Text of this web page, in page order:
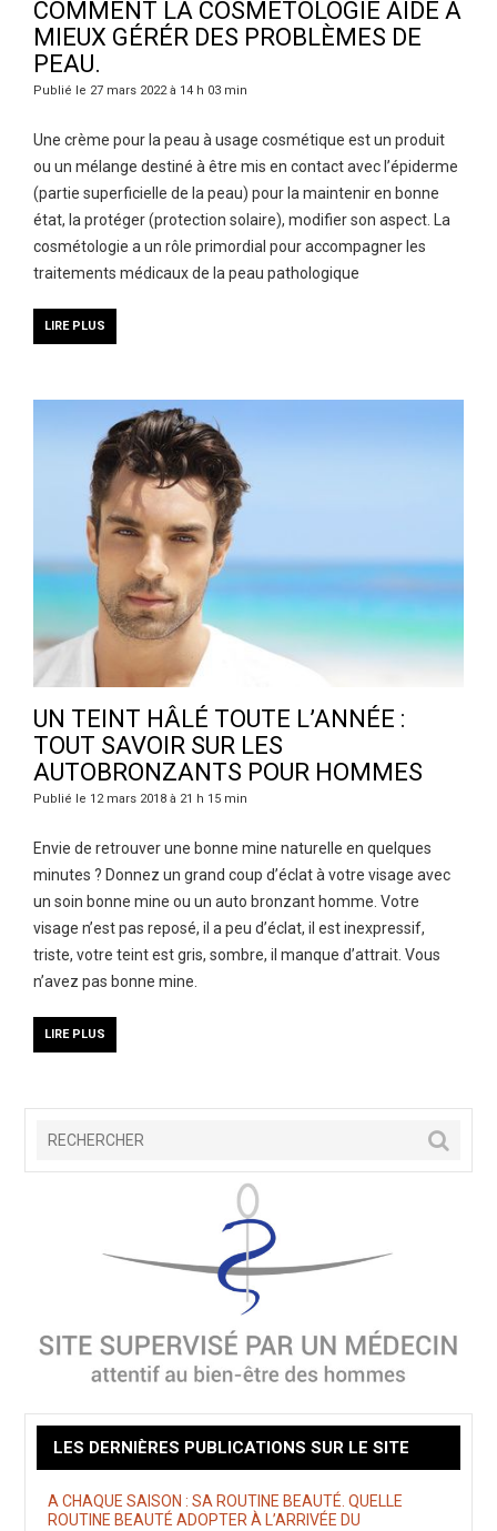
COMMENT LA COSMÉTOLOGIE AIDE À
MIEUX GÉRÉR DES PROBLÈMES DE
PEAU.
Publié le 27 mars 2022 à 14 h 03 min
Une crème pour la peau à usage cosmétique est un produit
ou un mélange destiné à être mis en contact avec l’épiderme
(partie superficielle de la peau) pour la maintenir en bonne
état, la protéger (protection solaire), modifier son aspect. La
cosmétologie a un rôle primordial pour accompagner les
traitements médicaux de la peau pathologique
LIRE PLUS
UN TEINT HÂLÉ TOUTE L’ANNÉE :
TOUT SAVOIR SUR LES
AUTOBRONZANTS POUR HOMMES
Publié le 12 mars 2018 à 21 h 15 min
Envie de retrouver une bonne mine naturelle en quelques
minutes ? Donnez un grand coup d’éclat à votre visage avec
un soin bonne mine ou un auto bronzant homme. Votre
visage n’est pas reposé, il a peu d’éclat, il est inexpressif,
triste, votre teint est gris, sombre, il manque d’attrait. Vous
n’avez pas bonne mine.
LIRE PLUS
LES DERNIÈRES PUBLICATIONS SUR LE SITE
A CHAQUE SAISON : SA ROUTINE BEAUTÉ. QUELLE
ROUTINE BEAUTÉ ADOPTER À L’ARRIVÉE DU